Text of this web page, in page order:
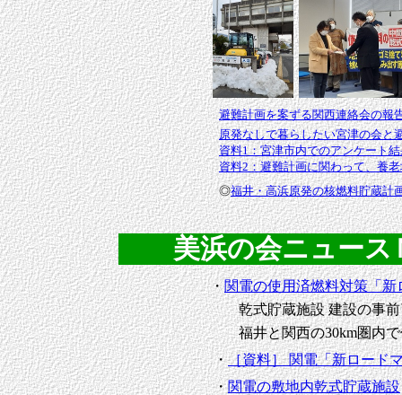
避難計画を案ずる関西連絡会の報
原発なしで暮らしたい宮津の会と
資料1：宮津市内でのアンケート
資料2：避難計画に関わって、養
◎福井・高浜原発の核燃料貯蔵
美浜の会ニュー
・関電の使用済燃料対策「
乾式貯蔵施設 建設の事前
福井と関西の30km圏内で
・［資料］ 関電「新ロード
・関電の敷地内乾式貯蔵施設